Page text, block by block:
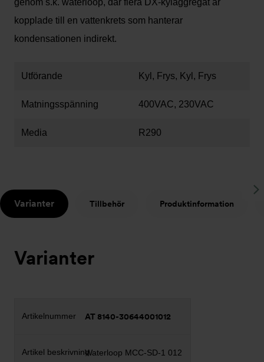
genom s.k. waterloop, där flera DX-kylaggregat är
kopplade till en vattenkrets som hanterar
kondensationen indirekt.
Utförande Kyl, Frys, Kyl, Frys
Matningsspänning 400VAC, 230VAC
Media R290
Varianter Tillbehör Produktinformation
Varianter
AT 8140-30644001012
Waterloop MCC-SD-1 012